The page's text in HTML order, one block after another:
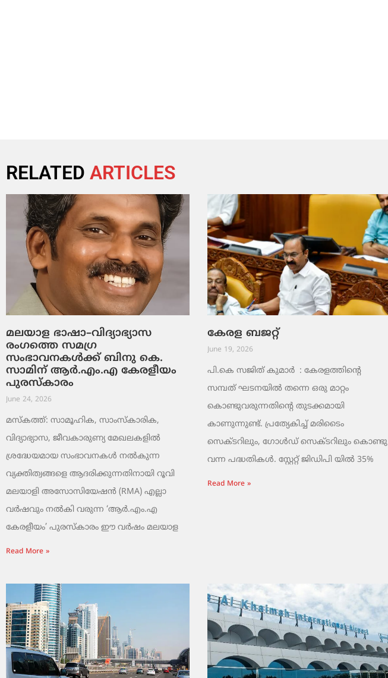
RELATED ARTICLES
മലയാള ഭാഷാ–വിദ്യാഭ്യാസ
രംഗത്തെ സമഗ്ര
സംഭാവനകൾക്ക് ബിനു കെ.
സാമിന് ആർ.എം.എ കേരളീയം
പുരസ്‌കാരം
June 24, 2026
മസ്കത്ത്: സാമൂഹിക, സാംസ്‌കാരിക,
വിദ്യാഭ്യാസ, ജീവകാരുണ്യ മേഖലകളിൽ
ശ്രദ്ധേയമായ സംഭാവനകൾ നൽകുന്ന
വ്യക്തിത്വങ്ങളെ ആദരിക്കുന്നതിനായി റൂവി
മലയാളി അസോസിയേഷൻ (RMA) എല്ലാ
വർഷവും നൽകി വരുന്ന ‘ആർ.എം.എ
കേരളീയം’ പുരസ്‌കാരം ഈ വർഷം മലയാള
Read More »
കേരള ബജറ്റ്
June 19, 2026
പി.കെ സജിത് കുമാര്‍ : കേരളത്തിന്റെ
സമ്പത് ഘടനയിൽ തന്നെ ഒരു മാറ്റം
കൊണ്ടുവരുന്നതിന്റെ തുടക്കമായി
കാണുന്നുണ്ട്. പ്രത്യേകിച്ച് മരിടൈം
സെക്ടറിലും, ഗോൾഡ് സെക്ടറിലും കൊണ്ടു
വന്ന പദ്ധതികൾ. സ്റ്റേറ്റ് ജിഡിപി യിൽ 35%
Read More »